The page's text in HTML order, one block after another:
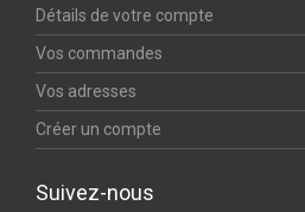
Détails de votre compte
Vos commandes
Vos adresses
Créer un compte
Suivez-nous